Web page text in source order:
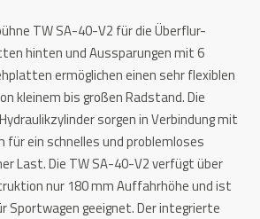
TW SA-40-V2 für die Überflur-
hinten und Aussparungen mit 6
ermöglichen einen sehr flexiblen
kleinem bis großen Radstand. Die
sorgen in Verbindung mit
für ein schnelles und problemloses
Last. Die TW SA-40-V2 verfügt über
nur 180 mm Auffahrhöhe und ist
Sportwagen geeignet. Der integrierte